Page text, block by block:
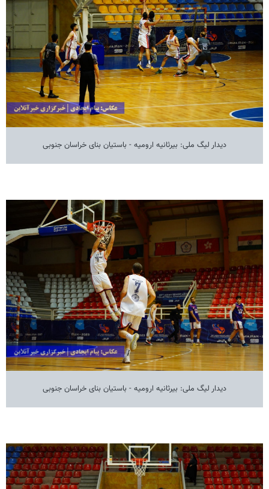
دیدار لیگ ملی: بیرثانیه ارومیه - باستیان بنای خراسان جنوبی
دیدار لیگ ملی: بیرثانیه ارومیه - باستیان بنای خراسان جنوبی